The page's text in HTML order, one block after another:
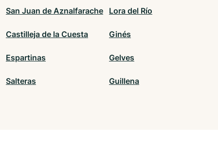
San Juan de Aznalfarache Lora del Río
Castilleja de la Cuesta Ginés
Espartinas Gelves
Salteras Guillena